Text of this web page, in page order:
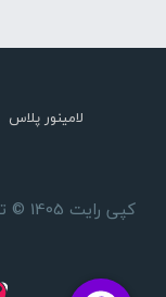
لامینور پلاس